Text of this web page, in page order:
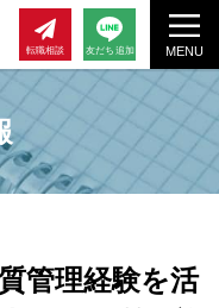
MENU
転職相談 友だち追加
管理経験を活